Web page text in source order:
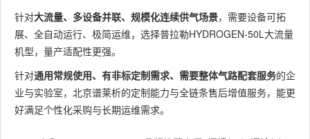
针对大流量、多设备并联、规模化连续供气场景，需要设备可拓
展、全自动运行、极简运维，选择普拉勒HYDROGEN-50L大流量
机型，量产适配性更强。
针对通用常规使用、有非标定制需求、需要整体气路配套服务的企
业与实验室，北京谱莱析的定制能力与全链条售后增值服务，能更
好满足个性化采购与长期运维需求。